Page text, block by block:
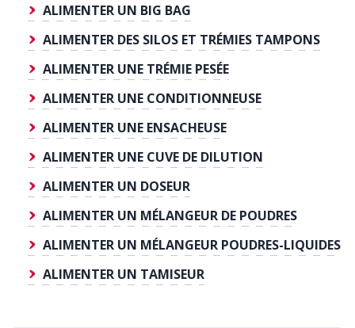
ALIMENTER UN BIG BAG
ALIMENTER DES SILOS ET TRÉMIES TAMPONS
ALIMENTER UNE TRÉMIE PESÉE
ALIMENTER UNE CONDITIONNEUSE
ALIMENTER UNE ENSACHEUSE
ALIMENTER UNE CUVE DE DILUTION
ALIMENTER UN DOSEUR
ALIMENTER UN MÉLANGEUR DE POUDRES
ALIMENTER UN MÉLANGEUR POUDRES-LIQUIDES
ALIMENTER UN TAMISEUR